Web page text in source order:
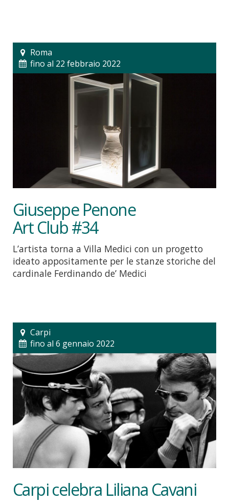
Roma
fino al 22 febbraio 2022
Giuseppe Penone
Art Club #34
L’artista torna a Villa Medici con un progetto
ideato appositamente per le stanze storiche del
cardinale Ferdinando de’ Medici
Carpi
fino al 6 gennaio 2022
Carpi celebra Liliana Cavani